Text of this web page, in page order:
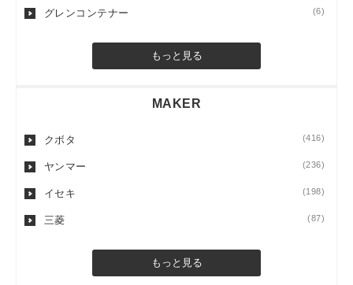
グレンコンテナー (6)
もっと見る
MAKER
クボタ (416)
ヤンマー (236)
イセキ (198)
三菱 (87)
もっと見る